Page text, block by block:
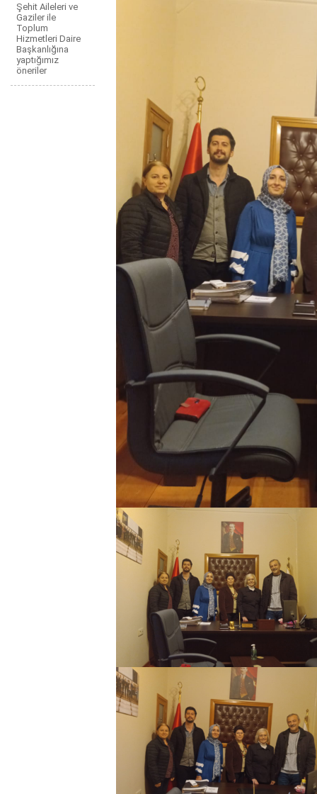
Şehit Aileleri ve
Gaziler ile
Toplum
Hizmetleri Daire
Başkanlığına
yaptığımız
öneriler